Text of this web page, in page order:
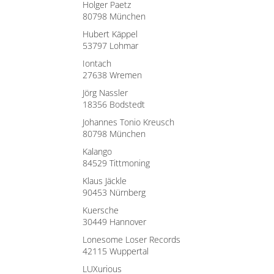
Holger Paetz
80798 München
Hubert Käppel
53797 Lohmar
Iontach
27638 Wremen
Jörg Nassler
18356 Bodstedt
Johannes Tonio Kreusch
80798 München
Kalango
84529 Tittmoning
Klaus Jäckle
90453 Nürnberg
Kuersche
30449 Hannover
Lonesome Loser Records
42115 Wuppertal
LUXurious